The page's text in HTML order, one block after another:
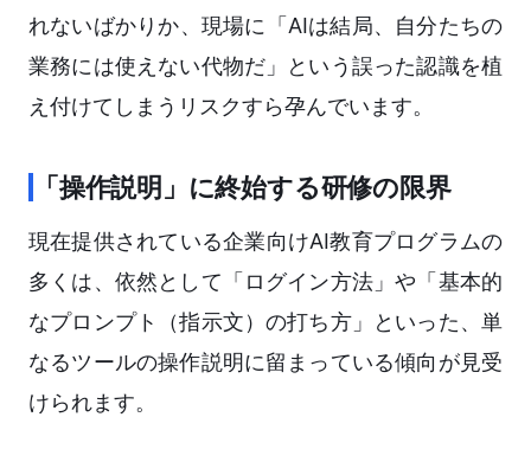
れないばかりか、現場に「AIは結局、自分たちの
業務には使えない代物だ」という誤った認識を植
え付けてしまうリスクすら孕んでいます。
「操作説明」に終始する研修の限界
現在提供されている企業向けAI教育プログラムの
多くは、依然として「ログイン方法」や「基本的
なプロンプト（指示文）の打ち方」といった、単
なるツールの操作説明に留まっている傾向が見受
けられます。